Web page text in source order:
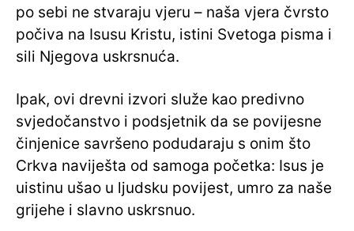
po sebi ne stvaraju vjeru – naša vjera čvrsto
počiva na Isusu Kristu, istini Svetoga pisma i
sili Njegova uskrsnuća.
Ipak, ovi drevni izvori služe kao predivno
svjedočanstvo i podsjetnik da se povijesne
činjenice savršeno podudaraju s onim što
Crkva naviješta od samoga početka: Isus je
uistinu ušao u ljudsku povijest, umro za naše
grijehe i slavno uskrsnuo.